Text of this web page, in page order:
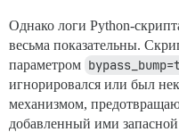
Однако логи Python-
весьма показательны.
параметром
игнорировался или был
механизмом,
добавленный ими